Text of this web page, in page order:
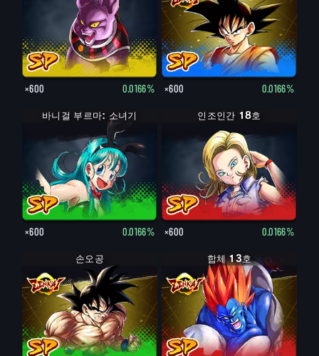
×600 0.0166% ×600 0.0166%
바니걸 부르마: 소녀기
×600 0.0166%
인조인간 18호
×600 0.0166%
손오공 합체 13호